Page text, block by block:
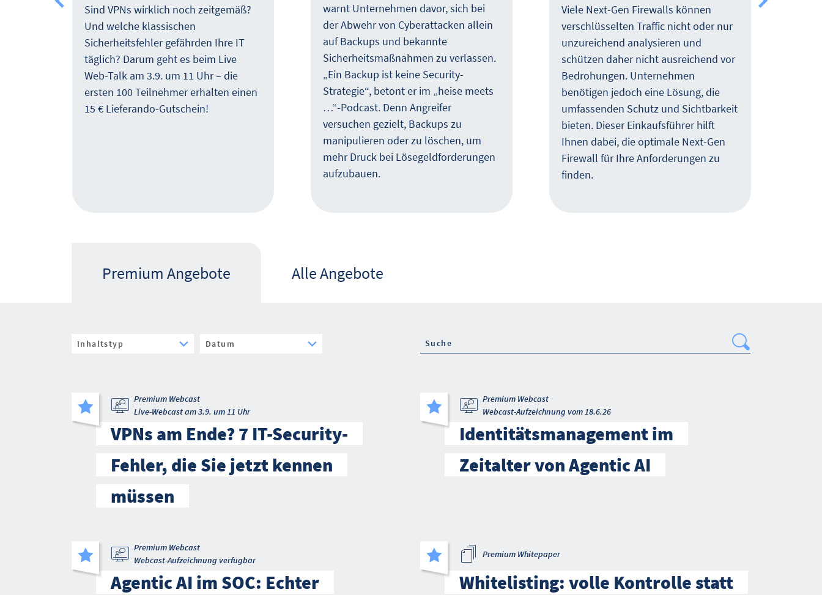
Sind VPNs wirklich noch zeitgemäß?
Und welche klassischen
Sicherheitsfehler gefährden Ihre IT
täglich? Darum geht es beim Live
Web-Talk am 3.9. um 11 Uhr – die
ersten 100 Teilnehmer erhalten einen
15 € Lieferando-Gutschein!
warnt Unternehmen davor, sich bei
der Abwehr von Cyberattacken allein
auf Backups und bekannte
Sicherheitsmaßnahmen zu verlassen.
„Ein Backup ist keine Security-
Strategie“, betont er im „heise meets
…“-Podcast. Denn Angreifer
versuchen gezielt, Backups zu
manipulieren oder zu löschen, um
mehr Druck bei Lösegeldforderungen
aufzubauen.
Viele Next-Gen Firewalls können
verschlüsselten Traffic nicht oder nur
unzureichend analysieren und
schützen daher nicht ausreichend vor
Bedrohungen. Unternehmen
benötigen jedoch eine Lösung, die
umfassenden Schutz und Sichtbarkeit
bieten. Dieser Einkaufsführer hilft
Ihnen dabei, die optimale Next-Gen
Firewall für Ihre Anforderungen zu
finden.
Premium Angebote Alle Angebote
Search
Premium Webcast
Live-Webcast am 3.9. um 11 Uhr
VPNs am Ende? 7 IT-Security-
Fehler, die Sie jetzt kennen
müssen
Premium Webcast
Webcast-Aufzeichnung vom 18.6.26
Identitätsmanagement im
Zeitalter von Agentic AI
Premium Webcast
Webcast-Aufzeichnung verfügbar
Agentic AI im SOC: Echter
Premium Whitepaper
Whitelisting: volle Kontrolle statt